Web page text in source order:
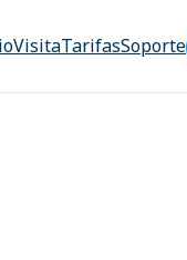
VisitaTarifasSoporte